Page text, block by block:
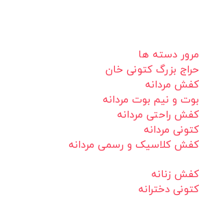
مرور دسته ها
حراج بزرگ کتونی خان
کفش مردانه
بوت و نیم بوت مردانه
کفش راحتی مردانه
کتونی مردانه
کفش کلاسیک و رسمی مردانه
کفش زنانه
کتونی دخترانه